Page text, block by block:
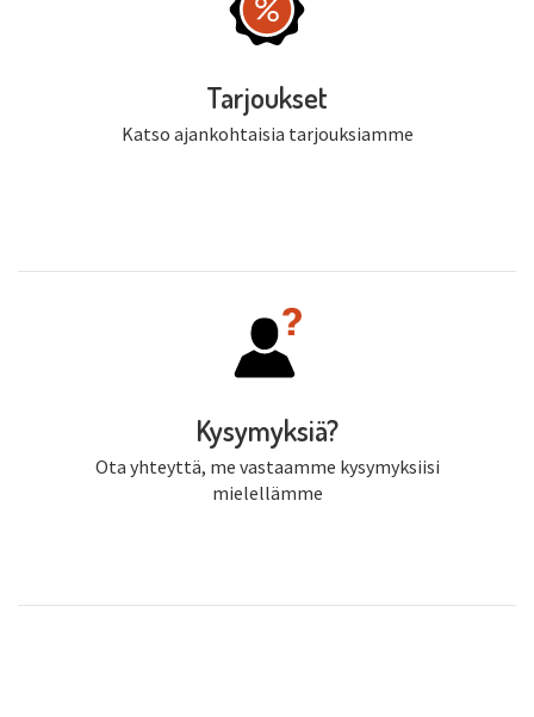
Tarjoukset
Katso ajankohtaisia tarjouksiamme
Kysymyksiä?
Ota yhteyttä, me vastaamme kysymyksiisi
mielellämme